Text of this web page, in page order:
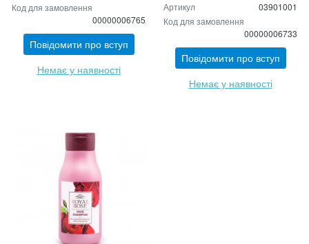
Код для замовлення
00000006765
Повідомити про вступ
Немає у наявності
Артикул
03901001
Код для замовлення
00000006733
Повідомити про вступ
Немає у наявності